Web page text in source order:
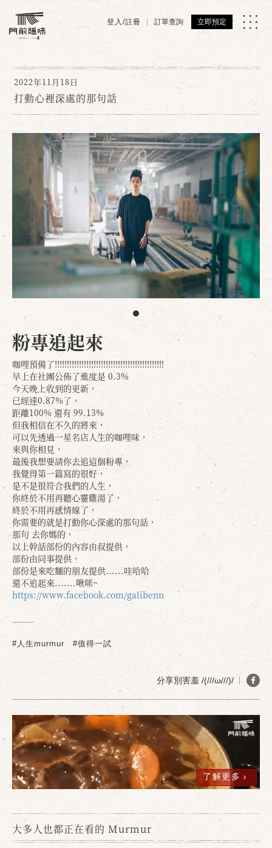
登入/註冊 訂單查詢 立即預定
2022年11月18日
打動心裡深處的那句話
粉專追起來
咖哩預備了!!!!!!!!!!!!!!!!!!!!!!!!!!!!!!!!!!!!!!!!!!!!!
早上在社團公佈了進度是 0.3%
今天晚上收到的更新，
已經達0.87%了，
距離100% 還有 99.13%
但我相信在不久的將來，
可以先透過一星名店人生的咖哩味，
來與你相見，
最後我想要請你去追這個粉專，
我覺得第一篇寫的很好，
是不是很符合我們的人生，
你終於不用再聽心靈雞湯了，
終於不用再感情線了，
你需要的就是打動你心深處的那句話，
那句 去你媽的，
以上幹話部份的內容由叔提供，
部份由同事提供，
部份是來吃麵的朋友提供......哇哈哈
還不追起來.......啾咪~
https://www.facebook.com/galibenn
#人生murmur #值得一試
分享別害羞 /(///ω///)/
了解更多
大多人也都正在看的 Murmur
確定 取消